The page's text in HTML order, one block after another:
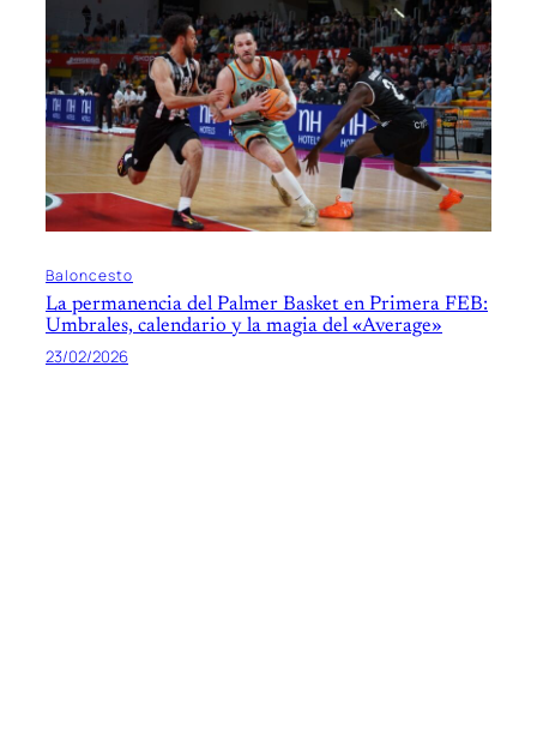
Baloncesto
La permanencia del Palmer Basket en Primera FEB:
Umbrales, calendario y la magia del «Average»
23/02/2026